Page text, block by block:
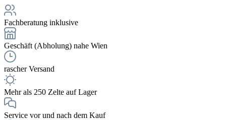
Fachberatung inklusive
Geschäft (Abholung) nahe Wien
rascher Versand
Mehr als 250 Zelte auf Lager
Service vor und nach dem Kauf